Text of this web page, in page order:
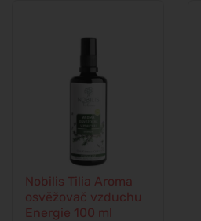
Nobilis Tilia Aroma
osvěžovač vzduchu
Energie 100 ml